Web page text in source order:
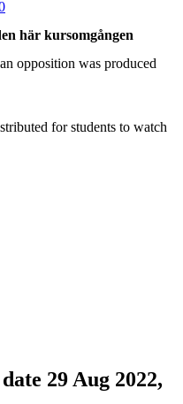
här kursomgången
opposition was produced
for students to watch
29 Aug 2022,